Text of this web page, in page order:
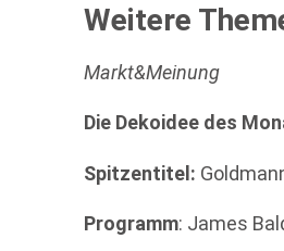
Weitere
Markt&Meinung
Die Dekoidee des
Spitzentitel:
Programm: James